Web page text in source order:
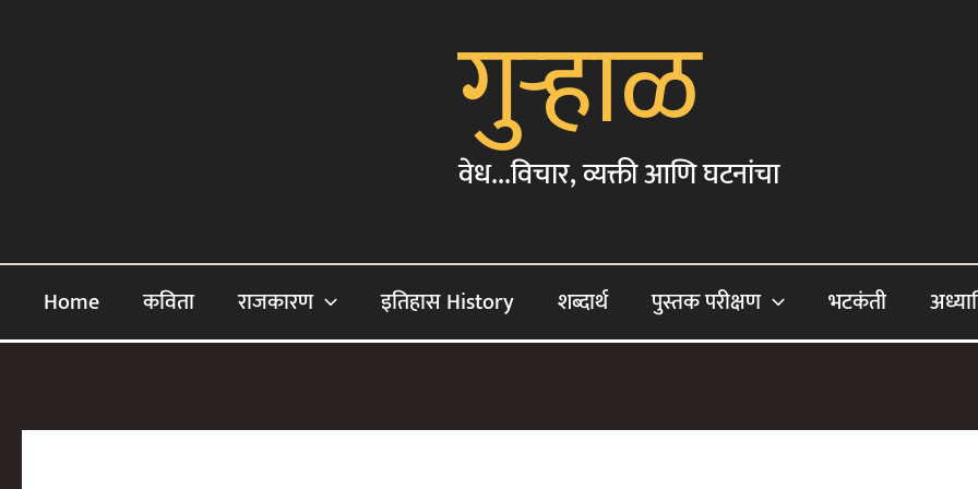
गुऱ्हाळ
वेध...विचार, व्यक्ती आणि घटनांचा
Home कविता राजकारण इतिहास History शब्दार्थ पुस्तक परीक्षण भटकंती